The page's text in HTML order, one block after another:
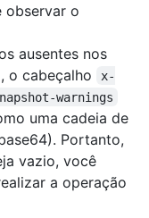
observar o
ausentes nos
o cabeçalho
x-
warnings
uma cadeia de
Portanto,
vazio, você
a operação